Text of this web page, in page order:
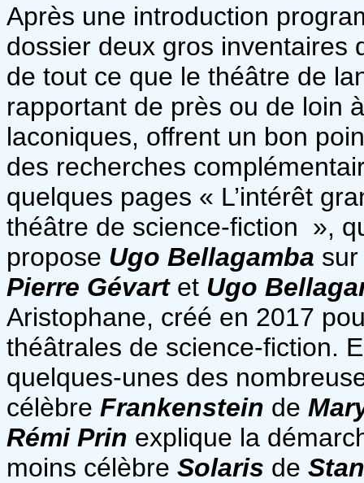
Après une introduction
dossier deux gros inventaires
de tout ce que le théâtre de
rapportant de près ou de loin
laconiques, offrent un bon
des recherches
quelques pages « L’intérêt
théâtre de science-fiction »,
propose Ugo Bellagamba
Pierre Gévartet Ugo
Aristophane, créé en 2017
théâtrales de science-fiction.
quelques-unes des
célèbre Frankenstein de
Rémi Prin explique la
moins célèbre Solaris de